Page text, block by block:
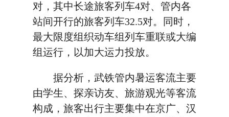
对，其中长途旅客列车4对、管内各
站间开行的旅客列车32.5对。同时，
最大限度组织动车组列车重联或大编
组运行，以加大运力投放。
据分析，武铁管内暑运客流主要
由学生、探亲访友、旅游观光等客流
构成，旅客出行主要集中在京广、汉